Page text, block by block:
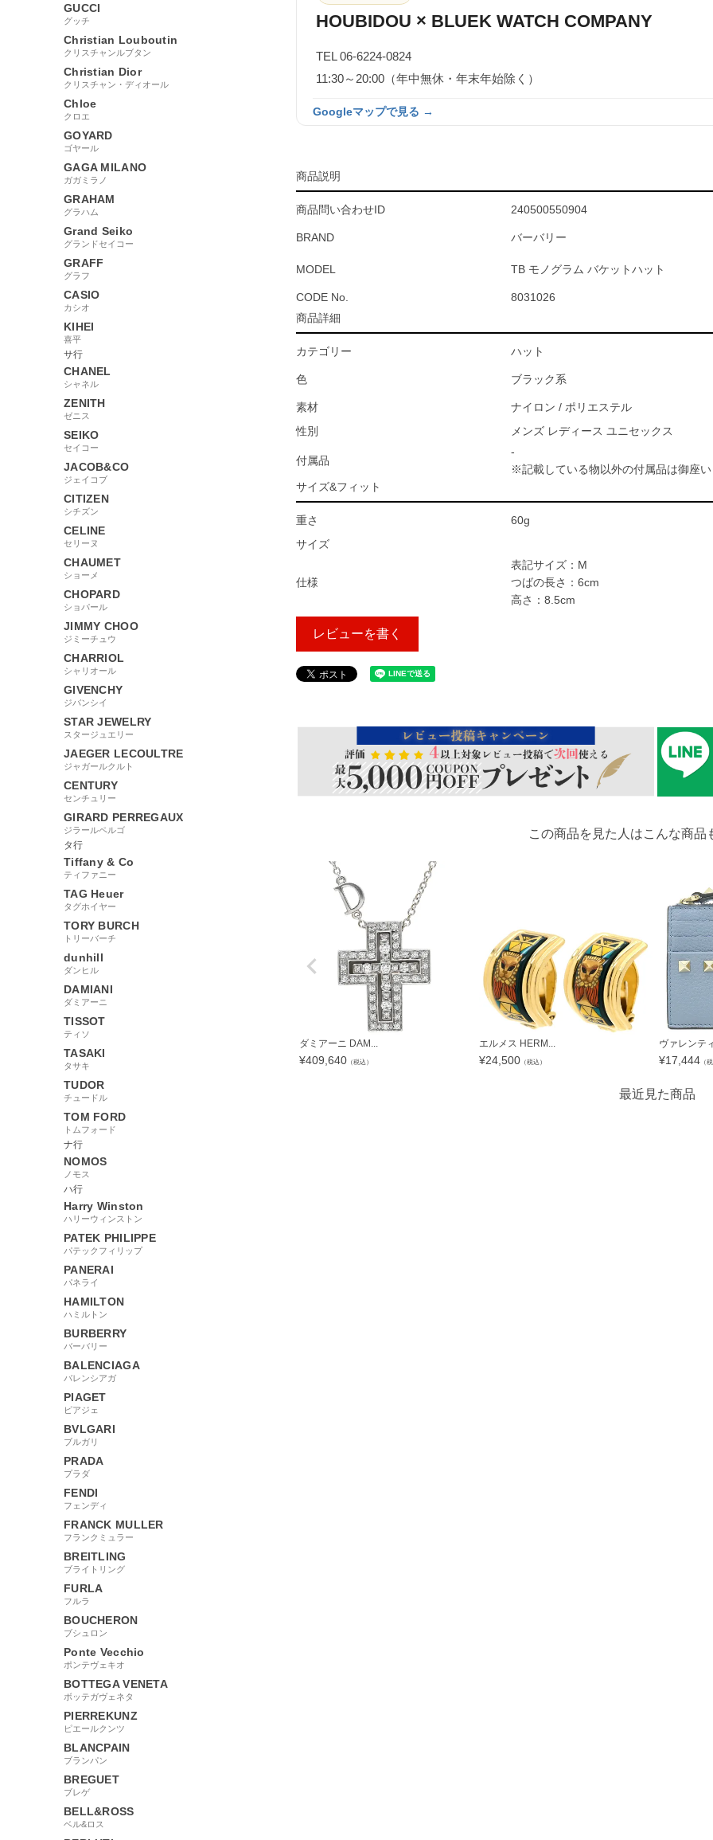
GUCCI
グッチ
Christian Louboutin
クリスチャンルブタン
Christian Dior
クリスチャン・ディオール
Chloe
クロエ
GOYARD
ゴヤール
GAGA MILANO
ガガミラノ
GRAHAM
グラハム
Grand Seiko
グランドセイコー
GRAFF
グラフ
CASIO
カシオ
KIHEI
喜平
サ行
CHANEL
シャネル
ZENITH
ゼニス
SEIKO
セイコー
JACOB&CO
ジェイコブ
CITIZEN
シチズン
CELINE
セリーヌ
CHAUMET
ショーメ
CHOPARD
ショパール
JIMMY CHOO
ジミーチュウ
CHARRIOL
シャリオール
GIVENCHY
ジバンシイ
STAR JEWELRY
スタージュエリー
JAEGER LECOULTRE
ジャガールクルト
CENTURY
センチュリー
GIRARD PERREGAUX
ジラールペルゴ
タ行
Tiffany & Co
ティファニー
TAG Heuer
タグホイヤー
TORY BURCH
トリーバーチ
dunhill
ダンヒル
DAMIANI
ダミアーニ
TISSOT
ティソ
TASAKI
タサキ
TUDOR
チュードル
TOM FORD
トムフォード
ナ行
NOMOS
ノモス
ハ行
Harry Winston
ハリーウィンストン
PATEK PHILIPPE
パテックフィリップ
PANERAI
パネライ
HAMILTON
ハミルトン
BURBERRY
バーバリー
BALENCIAGA
バレンシアガ
PIAGET
ピアジェ
BVLGARI
ブルガリ
PRADA
プラダ
FENDI
フェンディ
FRANCK MULLER
フランクミュラー
BREITLING
ブライトリング
FURLA
フルラ
BOUCHERON
ブシュロン
Ponte Vecchio
ポンテヴェキオ
BOTTEGA VENETA
ボッテガヴェネタ
PIERREKUNZ
ピエールクンツ
BLANCPAIN
ブランパン
BREGUET
ブレゲ
BELL&ROSS
ベル&ロス
HOUBIDOU × BLUEK WATCH COMPANY
TEL 06-6224-0824
11:30～20:00（年中無休・年末年始除く）
Googleマップで見る →
商品説明
商品問い合わせID 240500550904
BRAND バーバリー
MODEL TB モノグラム バケットハット
CODE No.
8031026
商品詳細
カテゴリー ハット
色 ブラック系
素材
ナイロン / ポリエステル
性別
メンズ レディース ユニセックス
付属品
-
※記載している物以外の付属品は御座
サイズ&フィット
重さ
60g
サイズ
仕様
表記サイズ：M
つばの長さ：6cm
高さ：8.5cm
レビューを書く
この商品を見た人はこんな商品
ダミアーニ DAM...
¥409,640 （税込）
エルメス HERM...
¥24,500 （税込）
ヴァレンテ
¥17,444 （
最近見た商品